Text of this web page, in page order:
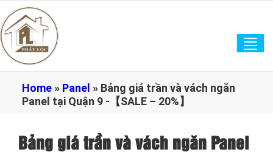
Home » Panel » Bảng giá trần và vách ngăn
Panel tại Quận 9 -【SALE – 20%】
Bảng giá trần và vách ngăn Panel